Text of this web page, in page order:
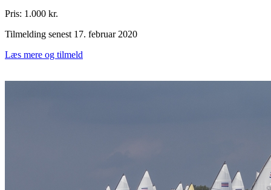
Pris: 1.000 kr.
Tilmelding senest 17. februar 2020
Læs mere og tilmeld